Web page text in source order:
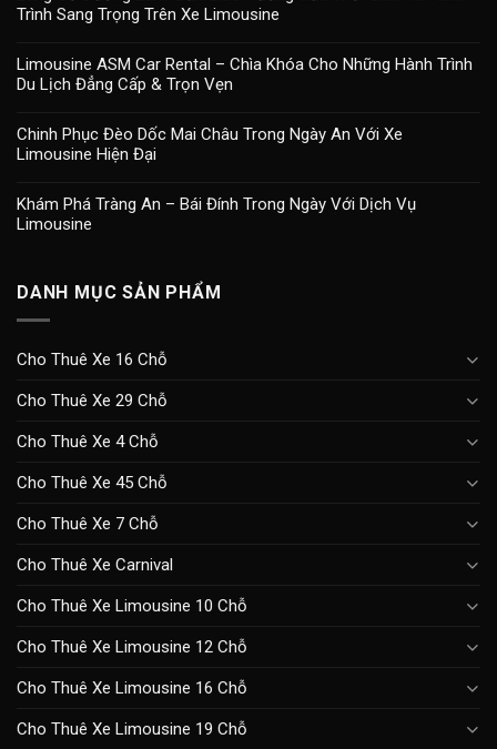
Trình Sang Trọng Trên Xe Limousine
Limousine ASM Car Rental – Chìa Khóa Cho Những Hành Trình
Du Lịch Đẳng Cấp & Trọn Vẹn
Chinh Phục Đèo Dốc Mai Châu Trong Ngày An Với Xe
Limousine Hiện Đại
Khám Phá Tràng An – Bái Đính Trong Ngày Với Dịch Vụ
Limousine
DANH MỤC SẢN PHẨM
Cho Thuê Xe 16 Chỗ
Cho Thuê Xe 29 Chỗ
Cho Thuê Xe 4 Chỗ
Cho Thuê Xe 45 Chỗ
Cho Thuê Xe 7 Chỗ
Cho Thuê Xe Carnival
Cho Thuê Xe Limousine 10 Chỗ
Cho Thuê Xe Limousine 12 Chỗ
Cho Thuê Xe Limousine 16 Chỗ
Cho Thuê Xe Limousine 19 Chỗ